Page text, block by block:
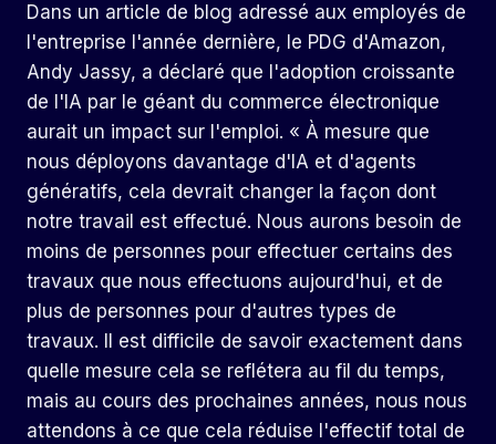
Dans un article de blog adressé aux employés de
l'entreprise l'année dernière, le PDG d'Amazon,
Andy Jassy, ​​a déclaré que l'adoption croissante
de l'IA par le géant du commerce électronique
aurait un impact sur l'emploi. « À mesure que
nous déployons davantage d'IA et d'agents
génératifs, cela devrait changer la façon dont
notre travail est effectué. Nous aurons besoin de
moins de personnes pour effectuer certains des
travaux que nous effectuons aujourd'hui, et de
plus de personnes pour d'autres types de
travaux. Il est difficile de savoir exactement dans
quelle mesure cela se reflétera au fil du temps,
mais au cours des prochaines années, nous nous
attendons à ce que cela réduise l'effectif total de